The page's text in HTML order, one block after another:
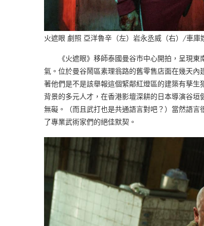
火遮眼 劇照 亞洋魯辛（左）岩永丞威（右）/車庫
《火遮眼》移師泰國曼谷市中心開拍，呈現東
氣。位於曼谷鬧區素理翁路的舊零售店面在幾天
著他們是不是該舉報這個緊鄰紅燈區的建築有孳
背景的多元人才，在香港影壇深耕的日本導演谷
無礙。（而且武打也是共通語言對吧？）當然語
了專業武術家們的絕佳默契。